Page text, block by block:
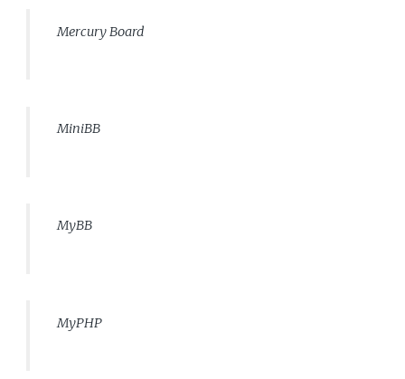
Mercury Board
MiniBB
MyBB
MyPHP